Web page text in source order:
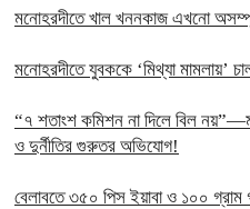
মনোহরদীতে খাল খননকাজ এখনো
মনোহরদীতে যুবককে ‘মিথ্যা মামলায়’
“৭ শতাংশ কমিশন না দিলে বিল
ও দুর্নীতির গুরুতর অভিযোগ!
বেলাবতে ৩৫০ পিস ইয়াবা ও ১০০